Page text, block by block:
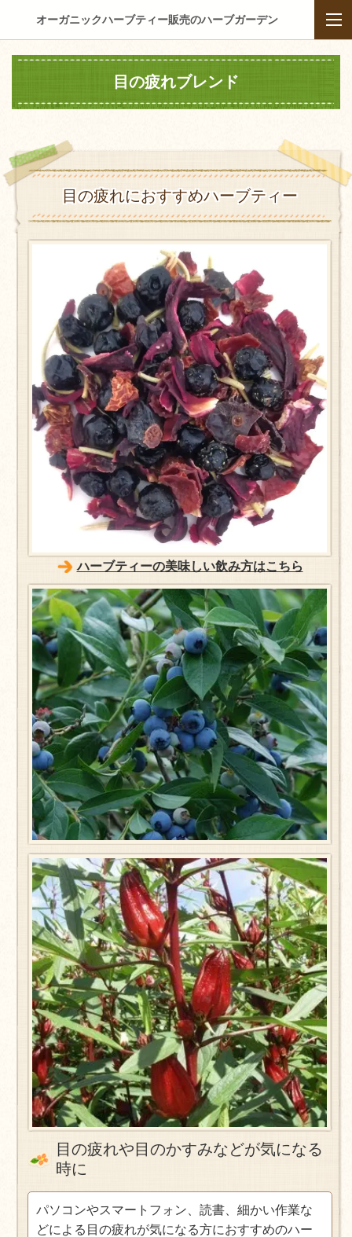
オーガニックハーブティー販売のハーブガーデン
目の疲れブレンド
目の疲れにおすすめハーブティー
ハーブティーの美味しい飲み方はこちら
目の疲れや目のかすみなどが気になる
時に
パソコンやスマートフォン、読書、細かい作業な
どによる目の疲れが気になる方におすすめのハー